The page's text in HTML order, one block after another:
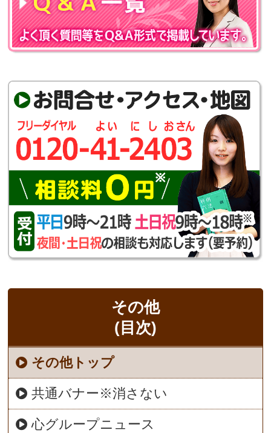
その他
(目次)
その他トップ
共通バナー※消さない
心グループニュース